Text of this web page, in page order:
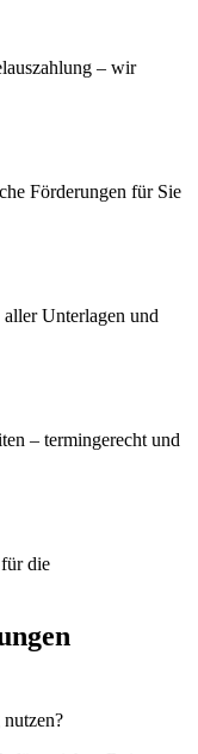
– wir
Förderungen für Sie
Unterlagen und
– termingerecht und
die